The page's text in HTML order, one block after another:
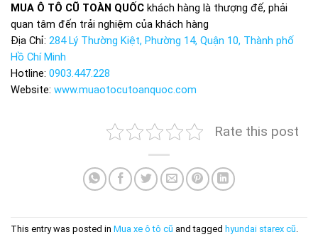
MUA Ô TÔ CŨ TOÀN QUỐC khách hàng là thượng đế, phải
quan tâm đến trải nghiệm của khách hàng
Địa Chỉ: 284 Lý Thường Kiệt, Phường 14, Quận 10, Thành phố
Hồ Chí Minh
Hotline: 0903.447.228
Website: www.muaotocutoanquoc.com
Rate this post
This entry was posted in Mua xe ô tô cũ and tagged hyundai starex cũ.